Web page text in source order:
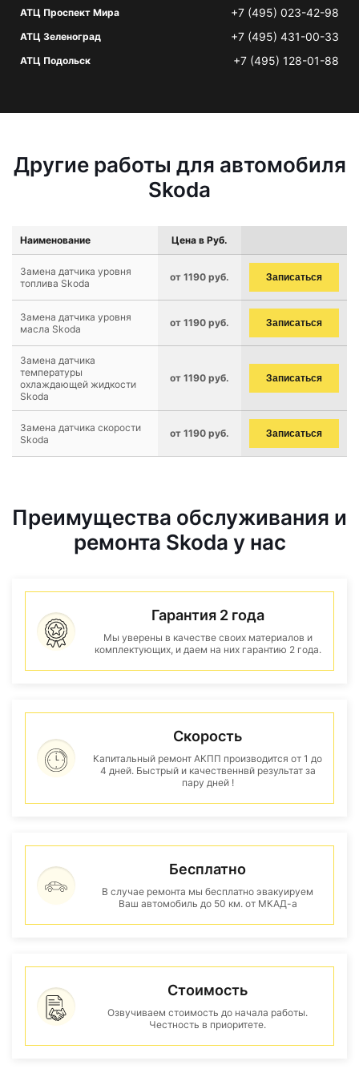
АТЦ Проспект Мира +7 (495) 023-42-98
АТЦ Зеленоград +7 (495) 431-00-33
АТЦ Подольск +7 (495) 128-01-88
Другие работы для автомобиля
Skoda
Наименование Цена в Руб.
Замена датчика уровня
топлива Skoda
от 1190 руб. Записаться
Замена датчика уровня
масла Skoda
от 1190 руб. Записаться
Замена датчика
температуры
охлаждающей жидкости
Skoda
от 1190 руб. Записаться
Замена датчика скорости
Skoda
от 1190 руб. Записаться
Преимущества обслуживания и
ремонта Skoda у нас
Гарантия 2 года
Мы уверены в качестве своих материалов и
комплектующих, и даем на них гарантию 2 года.
Скорость
Капитальный ремонт АКПП производится от 1 до
4 дней. Быстрый и качественнвй результат за
пару дней !
Бесплатно
В случае ремонта мы бесплатно эвакуируем
Ваш автомобиль до 50 км. от МКАД-а
Стоимость
Озвучиваем стоимость до начала работы.
Честность в приоритете.